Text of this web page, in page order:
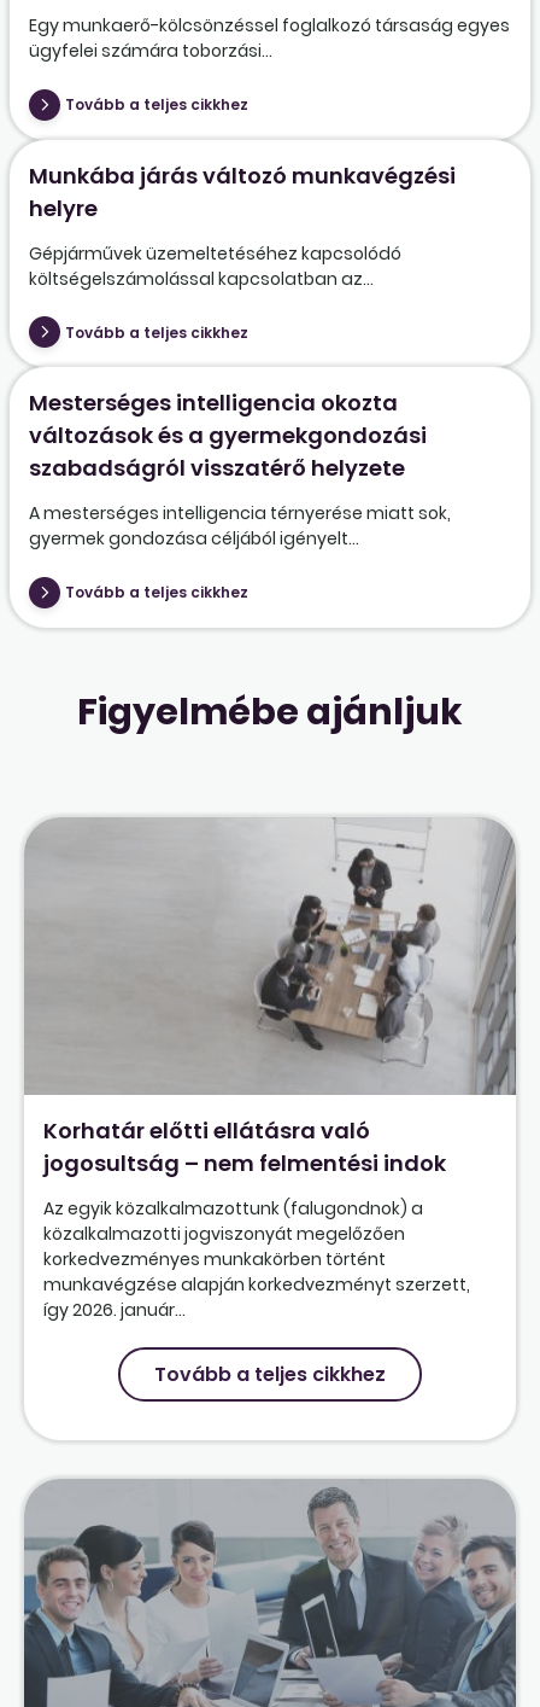
Egy munkaerő-kölcsönzéssel foglalkozó társaság egyes
ügyfelei számára toborzási...
Tovább a teljes cikkhez
Munkába járás változó munkavégzési
helyre
Gépjárművek üzemeltetéséhez kapcsolódó
költségelszámolással kapcsolatban az...
Tovább a teljes cikkhez
Mesterséges intelligencia okozta
változások és a gyermekgondozási
szabadságról visszatérő helyzete
A mesterséges intelligencia térnyerése miatt sok,
gyermek gondozása céljából igényelt...
Tovább a teljes cikkhez
Figyelmébe ajánljuk
Korhatár előtti ellátásra való
jogosultság – nem felmentési indok
Az egyik közalkalmazottunk (falugondnok) a
közalkalmazotti jogviszonyát megelőzően
korkedvezményes munkakörben történt
munkavégzése alapján korkedvezményt szerzett,
így 2026. január...
Tovább a teljes cikkhez